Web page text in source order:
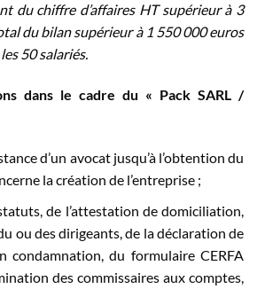
du chiffre d’affaires HT supérieur à 3
du bilan supérieur à 1 550 000 euros
50 salariés.
dans le cadre du « Pack SARL /
d’un avocat jusqu’à l’obtention du
la création de l’entreprise ;
de l’attestation de domiciliation,
ou des dirigeants, de la déclaration de
condamnation, du formulaire CERFA
des commissaires aux comptes,